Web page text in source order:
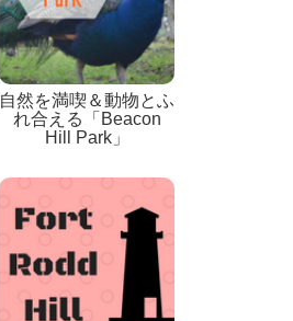
自然を満喫＆動物とふ
れ合える「Beacon
Hill Park」